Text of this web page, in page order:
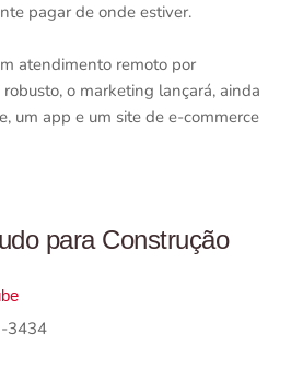
pagar de onde estiver.
atendimento remoto por
o marketing lançará, ainda
um app e um site de e-commerce
para Construção
3434